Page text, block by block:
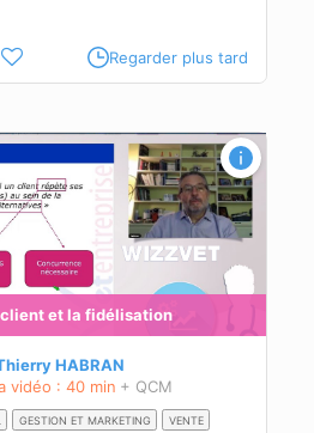
Regarder plus tard
et la fidélisation
HABRAN
vidéo : 40 min + QCM
GESTION ET MARKETING
VENTE